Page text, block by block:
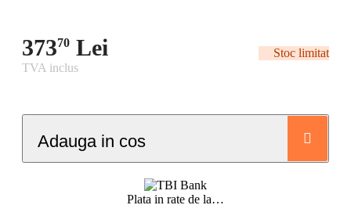
37370 Lei
Stoc limitat
TVA inclus
Adauga in cos
Plata in rate de la…